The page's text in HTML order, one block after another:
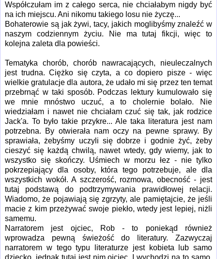
Współczułam im z całego serca, nie chciałabym nigdy być
na ich miejscu. Ani nikomu takiego losu nie życzę...
Bohaterowie są jak żywi, tacy, jakich moglibyśmy znaleźć w
naszym codziennym życiu. Nie ma tutaj fikcji, więc to
kolejna zaleta dla powieści.
Tematyka chorób, chorób nawracających, nieuleczalnych
jest trudna. Ciężko się czyta, a co dopiero pisze - więc
wielkie gratulacje dla autora, że udało mi się przez ten temat
przebrnąć w taki sposób. Podczas lektury kumulowało się
we mnie mnóstwo uczuć, a to cholernie bolało. Nie
wiedziałam i nawet nie chciałam czuć się tak, jak rodzice
Jack'a. To było takie przykre... Ale taka literatura jest nam
potrzebna. By otwierała nam oczy na pewne sprawy. By
sprawiała, żebyśmy uczyli się dobrze i godnie żyć, żeby
cieszyć się każdą chwilą, nawet wtedy, gdy wiemy, jak to
wszystko się skończy. Uśmiech w morzu łez - nie tylko
pokrzepiający dla osoby, która tego potrzebuje, ale dla
wszystkich wokół. A szczerość, rozmowa, obecność - jest
tutaj podstawą do podtrzymywania prawidłowej relacji.
Wiadomo, że pojawiają się zgrzyty, ale pamiętajcie, że jeśli
macie z kim przeżywać swoje piekło, wtedy jest lepiej, niżli
samemu.
Narratorem jest ojciec, Rob - to poniekąd również
wprowadza pewną świeżość do literatury. Zazwyczaj
narratorem w tego typu literaturze jest kobieta lub samo